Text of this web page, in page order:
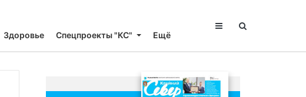
Здоровье Спецпроекты "КС" Ещё